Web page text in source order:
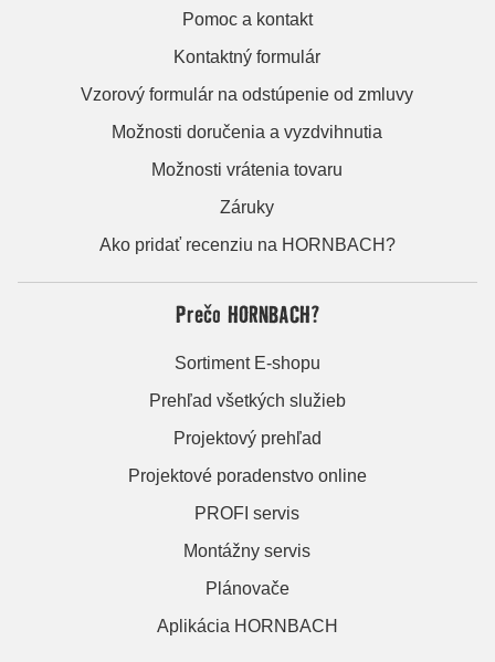
Pomoc a kontakt
Kontaktný formulár
Vzorový formulár na odstúpenie od zmluvy
Možnosti doručenia a vyzdvihnutia
Možnosti vrátenia tovaru
Záruky
Ako pridať recenziu na HORNBACH?
Prečo HORNBACH?
Sortiment E-shopu
Prehľad všetkých služieb
Projektový prehľad
Projektové poradenstvo online
PROFI servis
Montážny servis
Plánovače
Aplikácia HORNBACH